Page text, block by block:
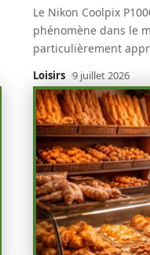
Le Nikon Coolpix
phénomène dans le
particulièrement
Loisirs 9 juillet 2026